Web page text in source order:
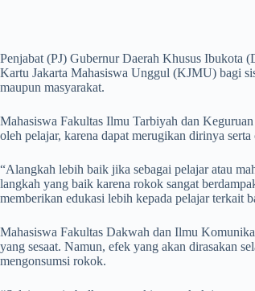
Penjabat (PJ) Gubernur Daerah Khusus Ibukota
Kartu Jakarta Mahasiswa Unggul (KJMU) bagi
maupun masyarakat.
Mahasiswa Fakultas Ilmu Tarbiyah dan
oleh pelajar, karena dapat merugikan dirinya
“Alangkah lebih baik jika sebagai pelajar atau
langkah yang baik karena rokok sangat
memberikan edukasi lebih kepada pelajar terkait
Mahasiswa Fakultas Dakwah dan Ilmu
yang sesaat. Namun, efek yang akan dirasakan
mengonsumsi rokok.